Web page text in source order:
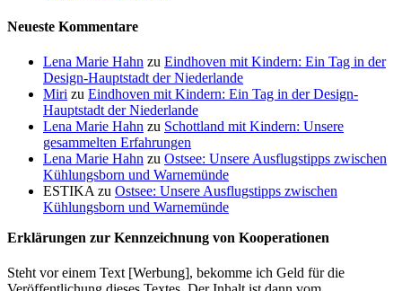
Neueste Kommentare
Lena Marie Hahn zu Eindhoven mit Kindern: Ein Tag in der
Design-Hauptstadt der Niederlande
Miri zu Eindhoven mit Kindern: Ein Tag in der Design-
Hauptstadt der Niederlande
Lena Marie Hahn zu Schottland mit Kindern: Unsere
gesammelten Erfahrungen
Lena Marie Hahn zu Ostsee: Unsere Ausflugstipps zwischen
Kühlungsborn und Warnemünde
ESTIKA zu Ostsee: Unsere Ausflugstipps zwischen
Kühlungsborn und Warnemünde
Erklärungen zur Kennzeichnung von Kooperationen
Steht vor einem Text [Werbung], bekomme ich Geld für die